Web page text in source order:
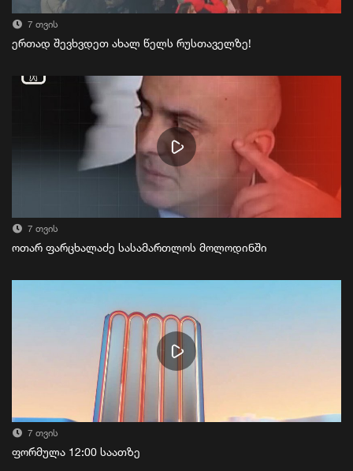
7 თვის
ერთად შევხვდეთ ახალ წელს რუსთაველზე!
7 თვის
ოთარ ფარცხალაძე სასამართლოს მოლოდინში
7 თვის
ფორმულა 12:00 საათზე